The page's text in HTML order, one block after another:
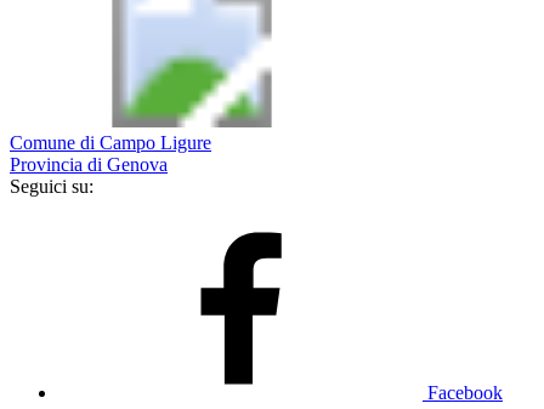
Comune di Campo Ligure
Provincia di Genova
Seguici su:
Facebook